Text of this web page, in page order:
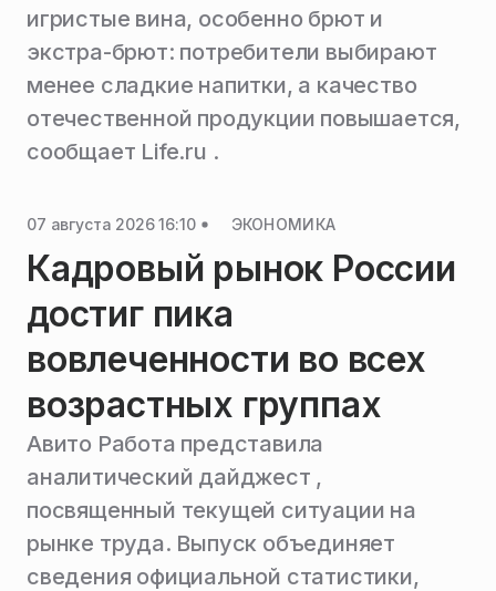
игристые вина, особенно брют и
экстра-брют: потребители выбирают
менее сладкие напитки, а качество
отечественной продукции повышается,
сообщает Life.ru .
07 августа 2026 16:10 ЭКОНОМИКА
Кадровый рынок России
достиг пика
вовлеченности во всех
возрастных группах
Авито Работа представила
аналитический дайджест ,
посвященный текущей ситуации на
рынке труда. Выпуск объединяет
сведения официальной статистики,